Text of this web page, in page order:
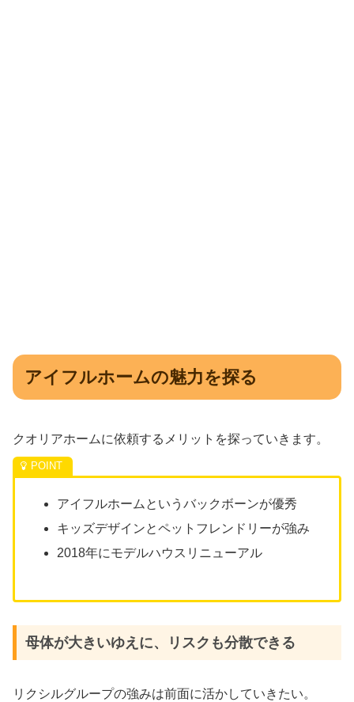
アイフルホームの魅力を探る
クオリアホームに依頼するメリットを探っていきます。
アイフルホームというバックボーンが優秀
キッズデザインとペットフレンドリーが強み
2018年にモデルハウスリニューアル
母体が大きいゆえに、リスクも分散できる
リクシルグループの強みは前面に活かしていきたい。